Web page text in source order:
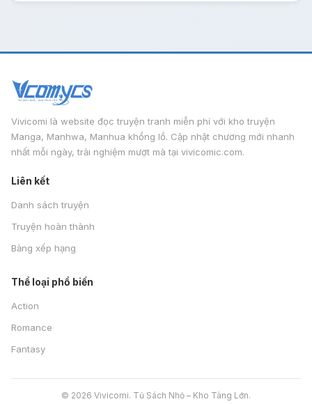
Vivicomi là website đọc truyện tranh miễn phí với kho truyện
Manga, Manhwa, Manhua khổng lồ. Cập nhật chương mới nhanh
nhất mỗi ngày, trải nghiệm mượt mà tại vivicomic.com.
Liên kết
Danh sách truyện
Truyện hoàn thành
Bảng xếp hạng
Thể loại phổ biến
Action
Romance
Fantasy
© 2026 Vivicomi. Tủ Sách Nhỏ – Kho Tàng Lớn.